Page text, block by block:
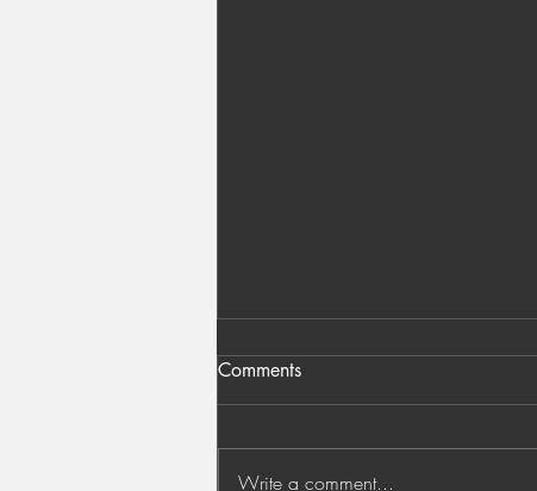
Comments
Write a comment...